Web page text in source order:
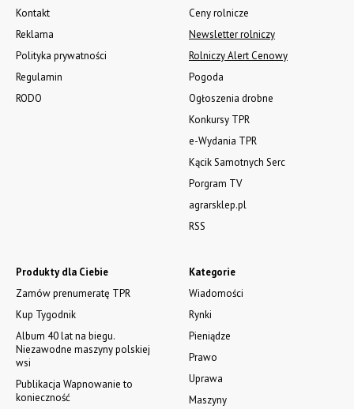
Kontakt
Reklama
Polityka prywatności
Regulamin
RODO
Kategorie
Wiadomości
Rynki
Pieniądze
Prawo
Uprawa
Maszyny
Produkty dla Ciebie
Zamów prenumeratę TPR
Kup Tygodnik
Album 40 lat na biegu.
Niezawodne maszyny polskiej
wsi
Publikacja Wapnowanie to
konieczność
Ceny rolnicze
Newsletter rolniczy
Rolniczy Alert Cenowy
Pogoda
Ogłoszenia drobne
Konkursy TPR
e-Wydania TPR
Kącik Samotnych Serc
Porgram TV
agrarsklep.pl
RSS